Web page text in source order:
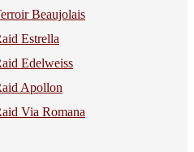
Beaujolais
Estrella
Edelweiss
Apollon
Via Romana